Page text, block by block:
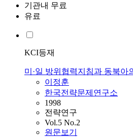
기관내 무료
유료
KCI등재
미·일 방위협력지침과 동북아
이정훈
한국전략문제연구소
1998
전략연구
Vol.5 No.2
원문보기